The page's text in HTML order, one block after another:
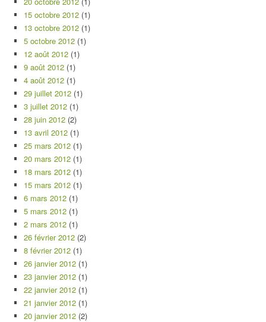
15 octobre 2012 (1)
13 octobre 2012 (1)
5 octobre 2012 (1)
12 août 2012 (1)
9 août 2012 (1)
4 août 2012 (1)
29 juillet 2012 (1)
3 juillet 2012 (1)
28 juin 2012 (2)
13 avril 2012 (1)
25 mars 2012 (1)
20 mars 2012 (1)
18 mars 2012 (1)
15 mars 2012 (1)
6 mars 2012 (1)
5 mars 2012 (1)
2 mars 2012 (1)
26 février 2012 (2)
8 février 2012 (1)
26 janvier 2012 (1)
23 janvier 2012 (1)
22 janvier 2012 (1)
21 janvier 2012 (1)
20 janvier 2012 (2)